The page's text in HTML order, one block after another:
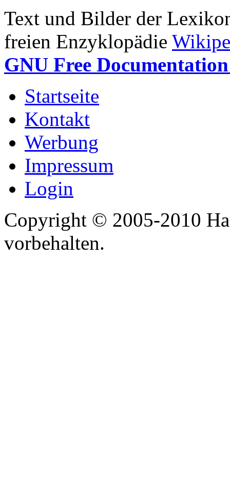
Text und Bilder der
freien Enzyklopädie
GNU Free
Startseite
Kontakt
Werbung
Impressum
Login
Copyright © 2005-2010
vorbehalten.